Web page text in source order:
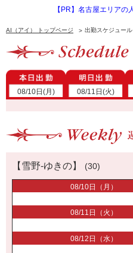
【PR】名古屋エリアの
AI（アイ） トップページ 出勤スケジュール
08/10日(月) 08/11日(火)
【雪野-ゆきの】 (30)
08/10日（月）
08/11日（火）
08/12日（水）